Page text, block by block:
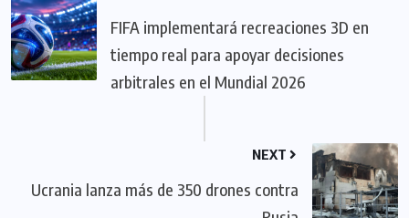
FIFA implementará recreaciones 3D en
tiempo real para apoyar decisiones
arbitrales en el Mundial 2026
NEXT
Ucrania lanza más de 350 drones contra